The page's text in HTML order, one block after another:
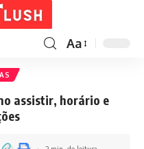
Aa
assistir, horário e